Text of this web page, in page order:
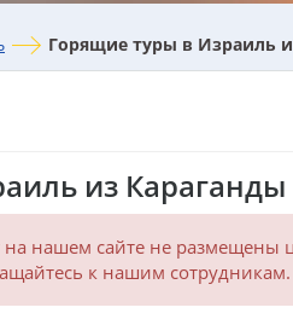
Горящие туры в Израиль
из Караганды
нашем сайте не размещены
к нашим сотрудникам.